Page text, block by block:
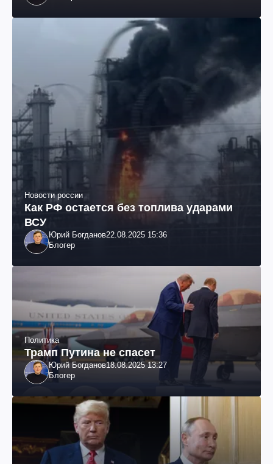
Новости россии
Как РФ остается без топлива ударами
ВСУ
Юрий Богданов22.08.2025 15:36
Блогер
Политика
Трамп Путина не спасет
Юрий Богданов18.08.2025 13:27
Блогер